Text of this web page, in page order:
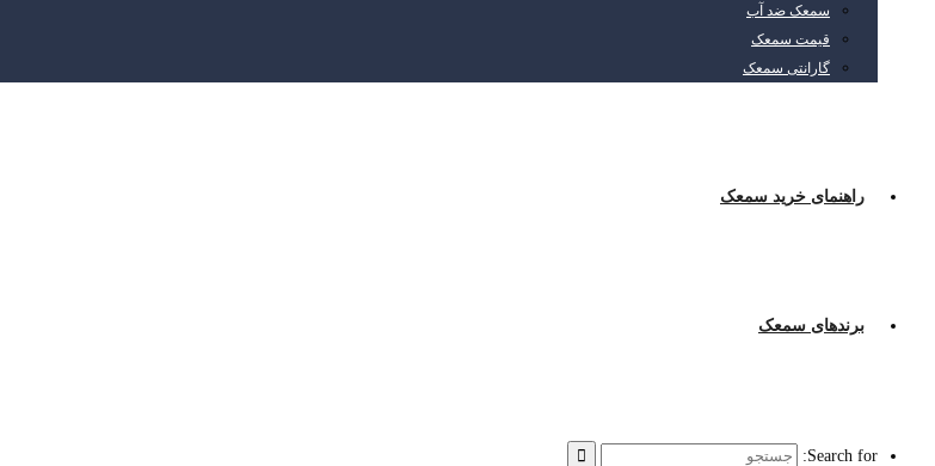
سمعک ضد آب
قیمت سمعک
گارانتی سمعک
راهنمای خرید سمعک
برندهای سمعک
Search for: